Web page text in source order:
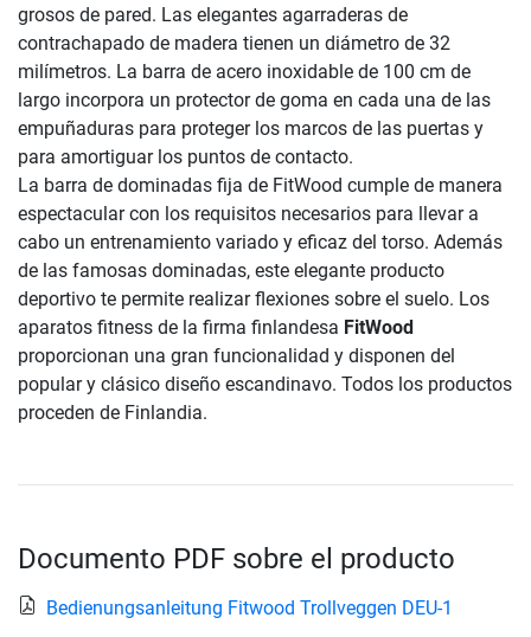
grosos de pared. Las elegantes agarraderas de
contrachapado de madera tienen un diámetro de 32
milímetros. La barra de acero inoxidable de 100 cm de
largo incorpora un protector de goma en cada una de las
empuñaduras para proteger los marcos de las puertas y
para amortiguar los puntos de contacto.
La barra de dominadas fija de FitWood cumple de manera
espectacular con los requisitos necesarios para llevar a
cabo un entrenamiento variado y eficaz del torso. Además
de las famosas dominadas, este elegante producto
deportivo te permite realizar flexiones sobre el suelo. Los
aparatos fitness de la firma finlandesa FitWood
proporcionan una gran funcionalidad y disponen del
popular y clásico diseño escandinavo. Todos los productos
proceden de Finlandia.
Documento PDF sobre el producto
Bedienungsanleitung Fitwood Trollveggen DEU-1